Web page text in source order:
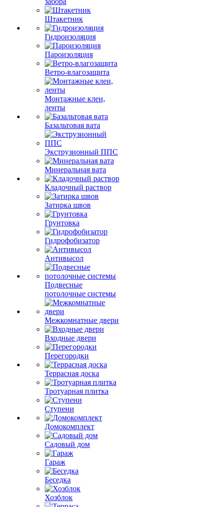
Штакетник
Гидроизоляция
Пароизоляция
Ветро-влагозащита
Монтажные клеи,
ленты
Базальтовая вата
Экструзионный ППС
Минеральная вата
Кладочный раствор
Затирка швов
Грунтовка
Гидрофобизатор
Антивысол
Подвесные
потолочные системы
Межкомнатные двери
Входные двери
Перегородки
Террасная доска
Тротуарная плитка
Ступени
Домокомплект
Садовый дом
Гараж
Беседка
Хозблок